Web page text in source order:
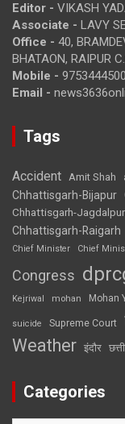
Editor - VIKASH
Associate - LAVY
Office - 40,
BHATAON, RAIPUR
Mobile - 9753444500
Email -
Tags
Accident Amit Shah
Chhattisgarh-Bijapur
Chhattisgarh-Jagdalpur
Chhattisgarh-Raigarh
Chief Minister
Chief
Congress
Kejriwal mohan Mohan
suicide Supreme Court
Weather इंदौर
Categories